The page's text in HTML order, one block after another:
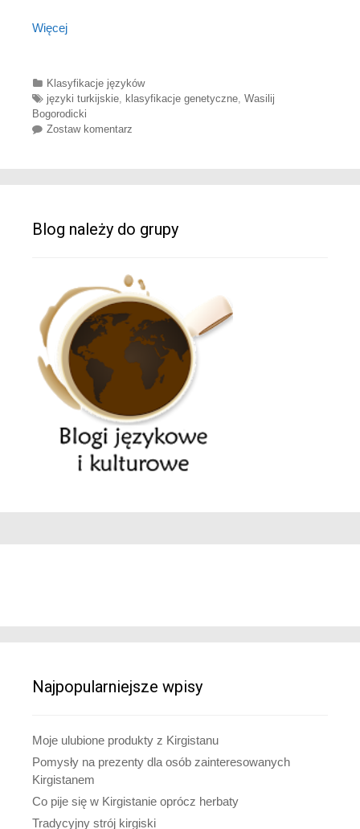
Więcej
Categories
Klasyfikacje języków
Tags
języki turkijskie, klasyfikacje genetyczne, Wasilij
Bogorodicki
Zostaw komentarz
Blog należy do grupy
Najpopularniejsze wpisy
Moje ulubione produkty z Kirgistanu
Pomysły na prezenty dla osób zainteresowanych
Kirgistanem
Co pije się w Kirgistanie oprócz herbaty
Tradycyjny strój kirgiski